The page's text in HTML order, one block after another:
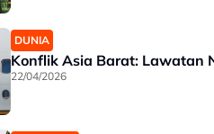
DUNIA
Konflik Asia Barat: Lawatan
22/04/2026